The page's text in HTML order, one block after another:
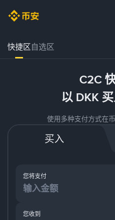
快捷区自选区
C2C
以 DKK
使用多种支付方式在
买入
您将支付
您收到